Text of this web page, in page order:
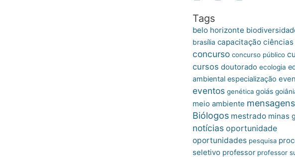
Tags
belo horizonte
brasília capacitação
concurso concurso público
cursos doutorado ecologia
ambiental especialização
eventos genética goiás
meio ambiente
Biólogos mestrado minas
notícias oportunidade
oportunidades pesquisa
seletivo professor professor